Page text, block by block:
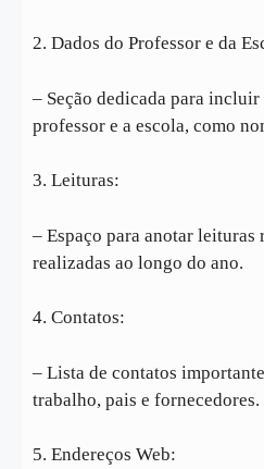
2. Dados do Professor e da
– Seção dedicada para
professor e a escola, como
3. Leituras:
– Espaço para anotar leituras
realizadas ao longo do ano.
4. Contatos:
– Lista de contatos
trabalho, pais e fornecedores.
5. Endereços Web: